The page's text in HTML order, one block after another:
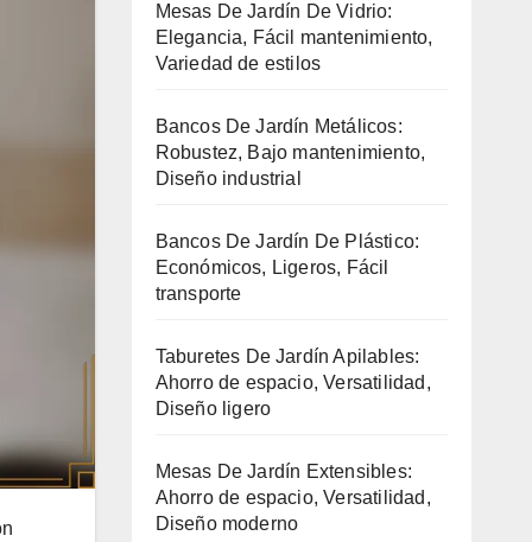
Mesas De Jardín De Vidrio:
Elegancia, Fácil mantenimiento,
Variedad de estilos
Bancos De Jardín Metálicos:
Robustez, Bajo mantenimiento,
Diseño industrial
Bancos De Jardín De Plástico:
Económicos, Ligeros, Fácil
transporte
Taburetes De Jardín Apilables:
Ahorro de espacio, Versatilidad,
Diseño ligero
Mesas De Jardín Extensibles:
Ahorro de espacio, Versatilidad,
Diseño moderno